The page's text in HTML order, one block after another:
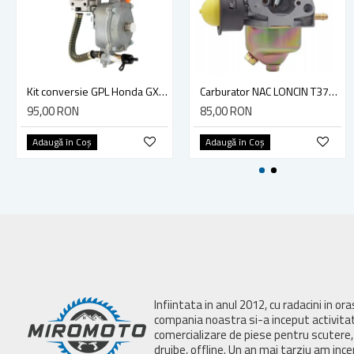
Kit conversie GPL Honda GX 160,GX 200 168F cu robinet benzina
95,00 RON
Adaugă în Coş
Carburator NAC LONCIN T375 T475 T575 OHV
85,00 RON
Adaugă în Coş
Infiintata in anul 2012, cu radacini in
compania noastra si-a inceput
comercializare de piese pentru
drujbe, offline. Un an mai tarziu am